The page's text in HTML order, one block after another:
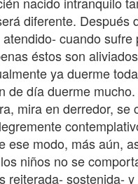
diferente. Después
cuando
éstos son
ya duerme
de día duerme
mira en derredor, se
ese modo, más aún,
niños no se
reiterada- sostenida-